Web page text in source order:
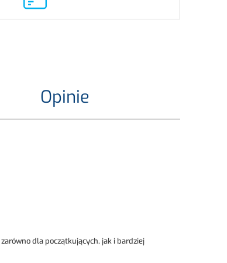
Opinie
dla początkujących, jak i bardziej